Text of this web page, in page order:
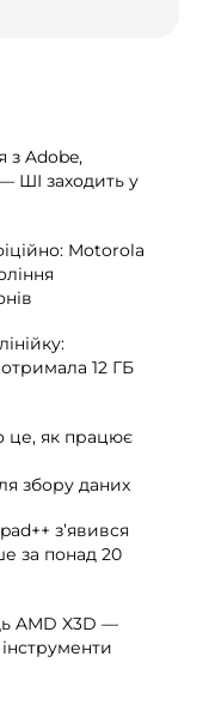
з Adobe,
ШІ заходить у
Motorola
12 ГБ
це, як працює
збору даних
з’явився
за понад 20
AMD X3D —